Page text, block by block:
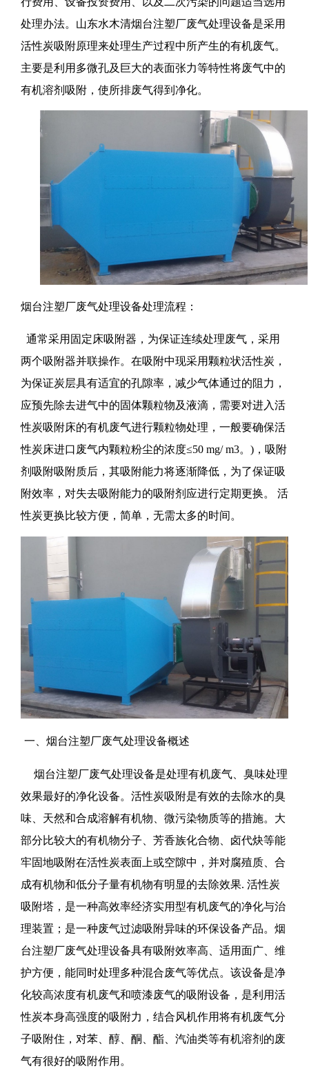
处理办法。 山东水木清烟台注塑厂废气处理设备是采用
活性炭吸附原理来处理生产过程中所产生的有机废气。
主要是利用多微孔及巨大的表面张力等特性将废气中的
有机溶剂吸附，使所排废气得到净化。
烟台注塑厂废气处理设备处理流程：
通常采用固定床吸附器，为保证连续处理废气，采用
两个吸附器并联操作。在吸附中现采用颗粒状活性炭，
为保证炭层具有适宜的孔隙率，减少气体通过的阻力，
应预先除去进气中的固体颗粒物及液滴，需要对进入活
性炭吸附床的有机废气进行颗粒物处理，一般要确保活
性炭床进口废气内颗粒粉尘的浓度≤50 mg/ m3。)，吸附
剂吸附吸附质后，其吸附能力将逐渐降低，为了保证吸
附效率，对失去吸附能力的吸附剂应进行定期更换。 活
性炭更换比较方便，简单，无需太多的时间。
一、烟台注塑厂废气处理设备概述
烟台注塑厂废气处理设备是处理有机废气、臭味处理
效果最好的净化设备。活性炭吸附是有效的去除水的臭
味、天然和合成溶解有机物、微污染物质等的措施。大
部分比较大的有机物分子、芳香族化合物、卤代炔等能
牢固地吸附在活性炭表面上或空隙中，并对腐殖质、合
成有机物和低分子量有机物有明显的去除效果. 活性炭
吸附塔，是一种高效率经济实用型有机废气的净化与治
理装置；是一种废气过滤吸附异味的环保设备产品。烟
台注塑厂废气处理设备具有吸附效率高、适用面广、维
护方便，能同时处理多种混合废气等优点。该设备是净
化较高浓度有机废气和喷漆废气的吸附设备，是利用活
性炭本身高强度的吸附力，结合风机作用将有机废气分
子吸附住，对苯、醇、酮、酯、汽油类等有机溶剂的废
气有很好的吸附作用。